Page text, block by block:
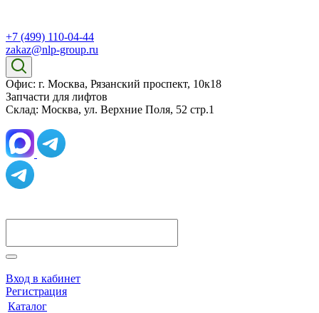
+7 (499) 110-04-44
zakaz@nlp-group.ru
Офис: г. Москва, Рязанский проспект, 10к18
Запчасти для лифтов
Склад: Москва, ул. Верхние Поля, 52 стр.1
Вход в кабинет
Регистрация
Каталог